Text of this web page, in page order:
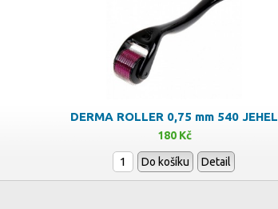
DERMA ROLLER 0,75 mm 540 JEHEL
180 Kč
Do košíku Detail